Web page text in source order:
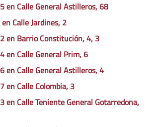
en Calle General Astilleros, 68
Calle Jardines, 2
en Barrio Constitución, 4, 3
en Calle General Prim, 6
en Calle General Astilleros, 4
en Calle Colombia, 3
en Calle Teniente General Gotarredona,